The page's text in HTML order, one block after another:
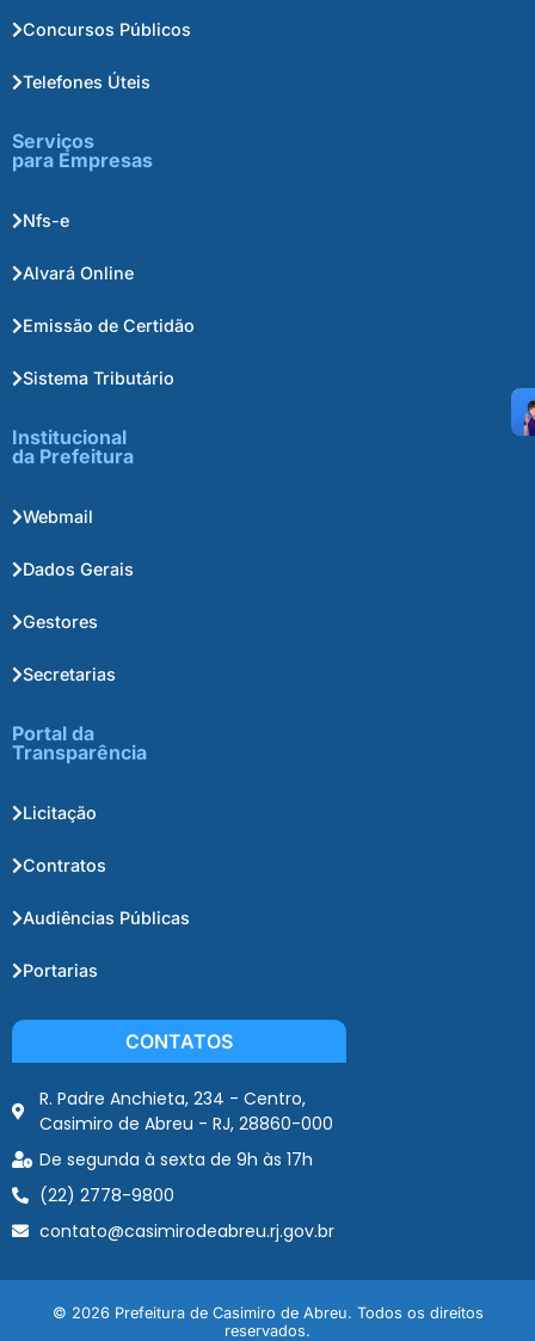
Concursos Públicos
Telefones Úteis
Serviços
para Empresas
Nfs-e
Alvará Online
Emissão de Certidão
Sistema Tributário
Institucional
da Prefeitura
Webmail
Dados Gerais
Gestores
Secretarias
Portal da
Transparência
Licitação
Contratos
Audiências Públicas
Portarias
CONTATOS
R. Padre Anchieta, 234 - Centro,
Casimiro de Abreu - RJ, 28860-000
De segunda à sexta de 9h às 17h
(22) 2778-9800
contato@casimirodeabreu.rj.gov.br
© 2026 Prefeitura de Casimiro de Abreu. Todos os direitos
reservados.